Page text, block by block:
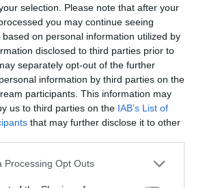
selection. Please note that after your
you may continue seeing
on personal information utilized by
disclosed to third parties prior to
separately opt-out of the further
information by third parties on the
participants. This information may
us to third parties on the IAB’s List of
that may further disclose it to other
Processing Opt Outs